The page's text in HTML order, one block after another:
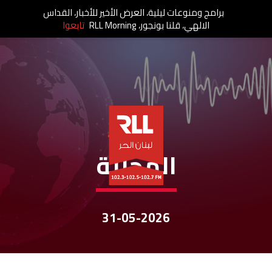
نشرات الأخبار
المحليّة
31-05-2026
برامج ومنوعات ليلية، العرض الأخير للأخبار، القداس
الالهي، قلنا بونجور، RLL Morning تابعوا